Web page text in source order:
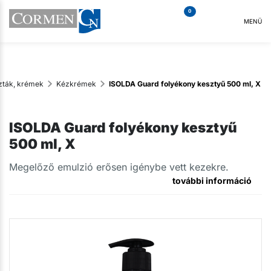
0
MENÜ
krémek Kézkrémek ISOLDA Guard folyékony kesztyű 500 ml, X
ISOLDA Guard folyékony kesztyű
500 ml, X
Megelőző emulzió erősen igénybe vett kezekre.
további információ